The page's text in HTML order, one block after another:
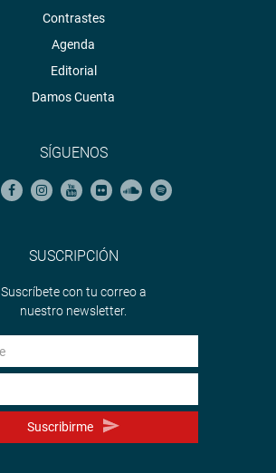
Contrastes
Agenda
Editorial
Damos Cuenta
SÍGUENOS
SUSCRIPCIÓN
Suscríbete con tu correo a
nuestro newsletter.
Suscribirme